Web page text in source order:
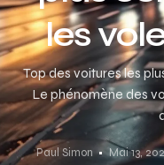
les
Top des voitures les
Le phénomène des
Paul Simon Mai 13,